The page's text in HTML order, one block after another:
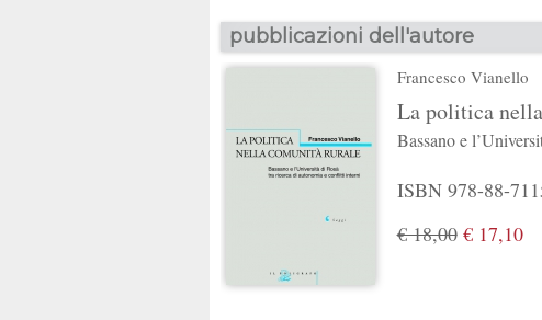
pubblicazioni dell'autore
Francesco Vianello
La politica
Bassano e
ISBN 978-88-
€ 18,00€ 17,10